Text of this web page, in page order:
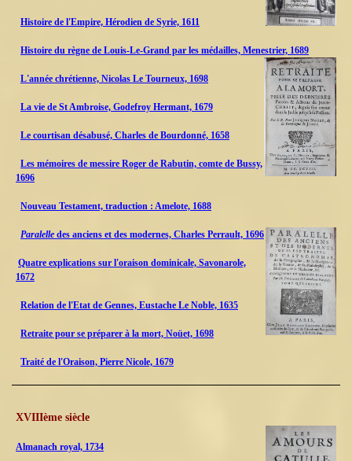
Histoire de l'Empire, Hérodien de Syrie, 1611
Histoire du règne de Louis-Le-Grand par les médailles, Menestrier, 1689
L'année chrétienne, Nicolas Le Tourneux, 1698
La vie de St Ambroise, Godefroy Hermant, 1679
Le courtisan désabusé, Charles de Bourdonné, 1658
Les mémoires de messire Roger de Rabutin, comte de Bussy,
1696
Nouveau Testament, traduction : Amelote, 1688
Paralelle des anciens et des modernes, Charles Perrault, 1696
Quatre explications sur l'oraison dominicale, Savonarole,
1672
Relation de l'Etat de Gennes, Eustache Le Noble, 1635
Retraite pour se préparer à la mort, Noüet, 1698
Traité de l'Oraison, Pierre Nicole, 1679
XVIIIème siècle
Almanach royal, 1734